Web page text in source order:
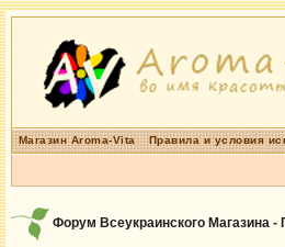
Магазин Aroma-Vita Правила и условия
Форум Всеукраинского Магазина